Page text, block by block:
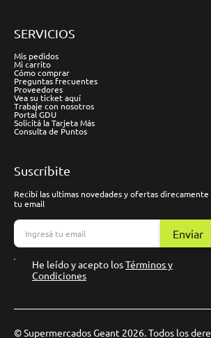
SERVICIOS
Mis pedidos
Mi carrito
Cómo comprar
Preguntas frecuentes
Proveedores
Vea su ticket aquí
Trabaje con nosotros
Portal GDU
Solicitá la Tarjeta Más
Consulta de Puntos
Suscríbite
Recibí las ultimas novedades y ofertas direcamente
tu email
Enviar
He leído y acepto losTérminos y
Condiciones
© Supermercados Geant 2026. Todos los